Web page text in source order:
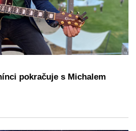
pokračuje s Michalem